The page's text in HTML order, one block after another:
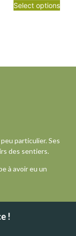
Select options
particulier. Ses
des sentiers.
à avoir eu un
!